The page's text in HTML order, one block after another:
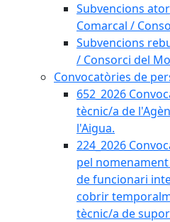
Subvencions
Comarcal /
Subvencions
/ Consorci del
Convocatòries de
652_2026
tècnic/a de
l'Aigua.
224_2026
pel
de funcionari
cobrir
tècnic/a de